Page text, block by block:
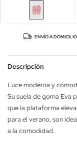
ENVÍO A DOMICILIO
Descripción
Luce moderna y
Su suela de goma Eva
que la plataforma
para el verano, son
a la comodidad.